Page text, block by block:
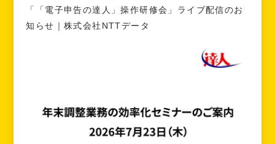
「「電子申告の達人」操作研修会」ライブ配信のお
知らせ｜株式会社NTTデータ